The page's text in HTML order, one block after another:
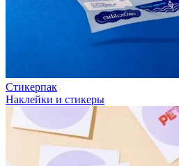
Стикерпак
Наклейки и стикеры